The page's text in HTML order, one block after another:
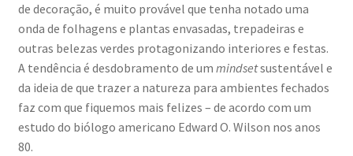
de decoração, é muito provável que tenha notado uma
onda de folhagens e plantas envasadas, trepadeiras e
outras belezas verdes protagonizando interiores e festas.
A tendência é desdobramento de um mindsetsustentável e
da ideia de que trazer a natureza para ambientes fechados
faz com que fiquemos mais felizes – de acordo com um
estudo do biólogo americano Edward O. Wilson nos anos
80.